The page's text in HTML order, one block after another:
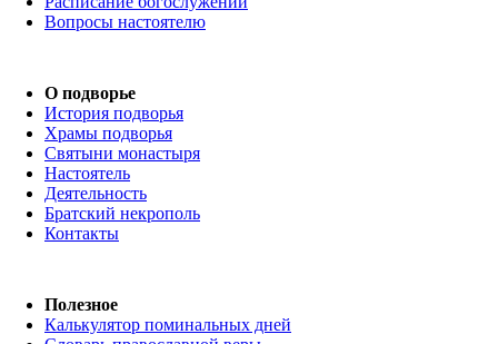
Вопросы настоятелю
О подворье
История подворья
Храмы подворья
Святыни монастыря
Настоятель
Деятельность
Братский некрополь
Контакты
Полезное
Калькулятор поминальных дней